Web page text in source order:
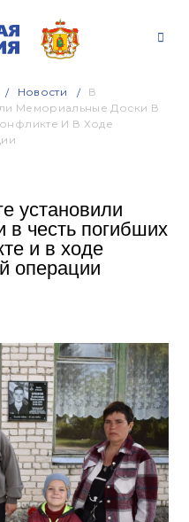
Новости
В
Мемориальные Доски В
И В Ходе
установили
честь погибших
и в ходе
операции